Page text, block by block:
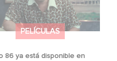
PELÍCULAS
86 ya está disponible en